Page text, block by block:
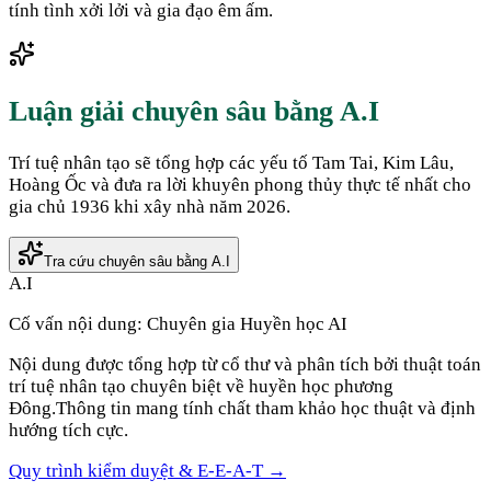
tính tình xởi lởi và gia đạo êm ấm.
Luận giải chuyên sâu bằng A.I
Trí tuệ nhân tạo sẽ tổng hợp các yếu tố Tam Tai, Kim Lâu,
Hoàng Ốc và đưa ra lời khuyên phong thủy thực tế nhất cho
gia chủ 1936 khi xây nhà năm 2026.
Tra cứu chuyên sâu bằng A.I
A.I
Cố vấn nội dung: Chuyên gia Huyền học AI
Nội dung được tổng hợp từ cổ thư và phân tích bởi thuật toán
trí tuệ nhân tạo chuyên biệt về huyền học phương
Đông.Thông tin mang tính chất tham khảo học thuật và định
hướng tích cực.
Quy trình kiểm duyệt & E-E-A-T →